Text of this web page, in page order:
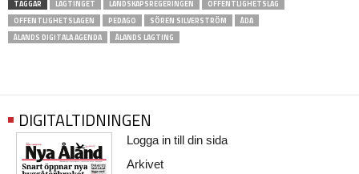
TAGGAR LAGTINGET LANDSKAPSREGERINGEN
OFFENTLIGHETSLAG
OFFENTLIGHETSLAGEN
PEDAGO SÖREN SILVERSTRÖM
ÅDA
ÅLANDS DIGITALA AGENDA
ÅLANDS LAGTING
DIGITALTIDNINGEN
Logga in till din sida
Arkivet